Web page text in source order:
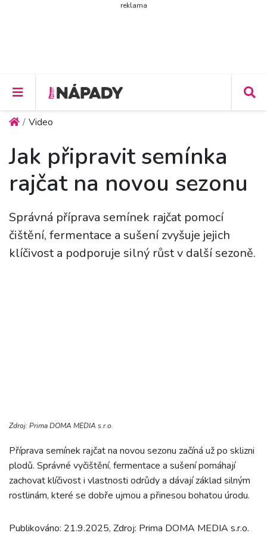
reklama
Video
Jak připravit semínka
rajčat na novou sezonu
Správná příprava semínek rajčat pomocí
čištění, fermentace a sušení zvyšuje jejich
klíčivost a podporuje silný růst v další sezoně.
Zdroj: Prima DOMA MEDIA s.r.o.
Příprava semínek rajčat na novou sezonu začíná už po sklizni
plodů. Správné vyčištění, fermentace a sušení pomáhají
zachovat klíčivost i vlastnosti odrůdy a dávají základ silným
rostlinám, které se dobře ujmou a přinesou bohatou úrodu.
Publikováno: 21.9.2025, Zdroj: Prima DOMA MEDIA s.r.o.